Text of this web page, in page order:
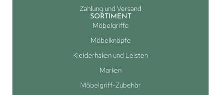
Zahlung und Versand
SORTIMENT
Möbelgriffe
Möbelknöpfe
Kleiderhaken und Leisten
Marken
Möbelgriff-Zubehör